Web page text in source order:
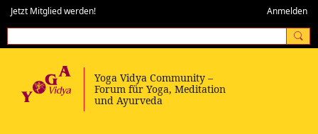
Jetzt Mitglied werden! Anmelden